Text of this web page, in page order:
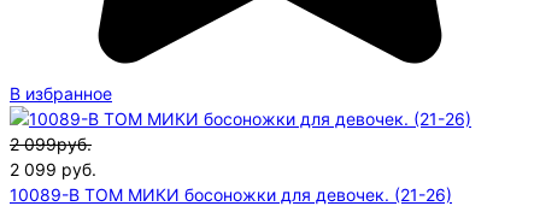
В избранное
2 099руб.
2 099 руб.
10089-В ТОМ МИКИ босоножки для девочек. (21-26)